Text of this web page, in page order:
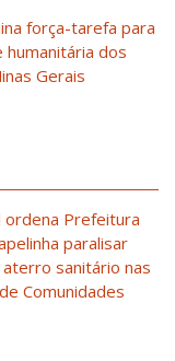
força-tarefa para
dos
Gerais
ordena Prefeitura
paralisar
sanitário nas
Comunidades